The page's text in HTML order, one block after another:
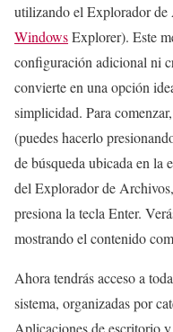
utilizando el Explorador
WindowsExplorer). Este
configuración adicional ni
convierte en una opción
simplicidad. Para
(puedes hacerlo
de búsqueda ubicada en la
del Explorador de
presiona la tecla Enter.
mostrando el contenido
Ahora tendrás acceso a
sistema, organizadas por
Aplicaciones de escritorio